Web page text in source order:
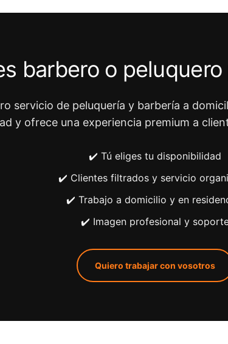
barbero o
servicio de peluquería y barbería a
y ofrece una experiencia premium a
✔️ Tú eliges tu disponibilidad
✔️ Clientes filtrados y servicio
✔️ Trabajo a domicilio y en
✔️ Imagen profesional y
Quiero trabajar con vosotros